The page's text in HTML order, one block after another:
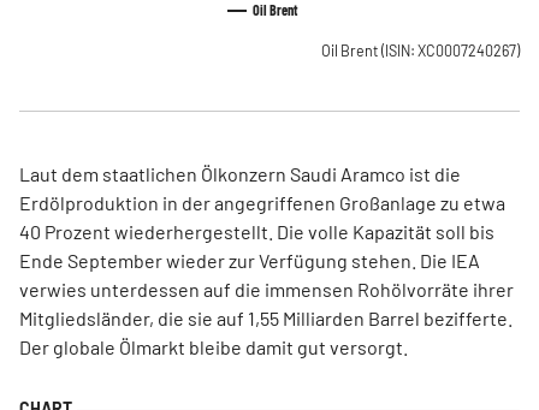
Oil Brent
Oil Brent (ISIN: XC0007240267)
Laut dem staatlichen Ölkonzern Saudi Aramco ist die
Erdölproduktion in der angegriffenen Großanlage zu etwa
40 Prozent wiederhergestellt. Die volle Kapazität soll bis
Ende September wieder zur Verfügung stehen. Die IEA
verwies unterdessen auf die immensen Rohölvorräte ihrer
Mitgliedsländer, die sie auf 1,55 Milliarden Barrel bezifferte.
Der globale Ölmarkt bleibe damit gut versorgt.